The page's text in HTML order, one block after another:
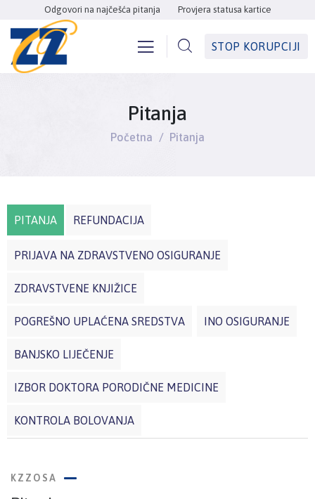
Odgovori na najčešća pitanja Provjera statusa kartice
STOP KORUPCIJI
Pitanja
Početna Pitanja
PITANJA REFUNDACIJA
PRIJAVA NA ZDRAVSTVENO OSIGURANJE
ZDRAVSTVENE KNJIŽICE
POGREŠNO UPLAĆENA SREDSTVA INO OSIGURANJE
BANJSKO LIJEČENJE
IZBOR DOKTORA PORODIČNE MEDICINE
KONTROLA BOLOVANJA
KZZOSA